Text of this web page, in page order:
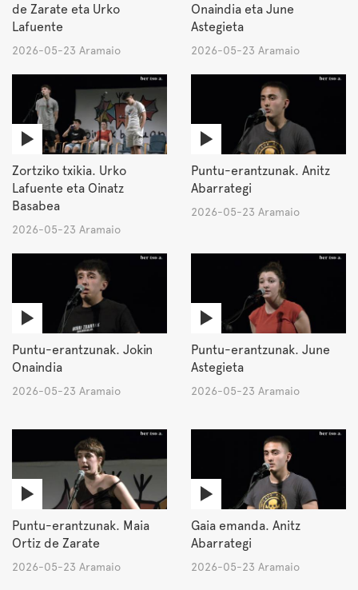
de Zarate eta Urko
Lafuente
2026-05-23 Aramaio
Onaindia eta June
Astegieta
2026-05-23 Aramaio
Zortziko txikia. Urko
Lafuente eta Oinatz
Basabea
2026-05-23 Aramaio
Puntu-erantzunak. Anitz
Abarrategi
2026-05-23 Aramaio
Puntu-erantzunak. Jokin
Onaindia
2026-05-23 Aramaio
Puntu-erantzunak. June
Astegieta
2026-05-23 Aramaio
Puntu-erantzunak. Maia
Ortiz de Zarate
2026-05-23 Aramaio
Gaia emanda. Anitz
Abarrategi
2026-05-23 Aramaio